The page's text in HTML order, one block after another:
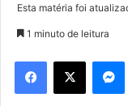
d
e
m
Esta matéria foi
1 minuto de leitura